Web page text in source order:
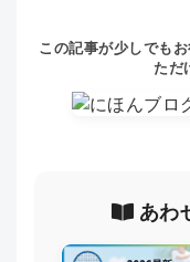
この記事が少しでも
ただ
あわ